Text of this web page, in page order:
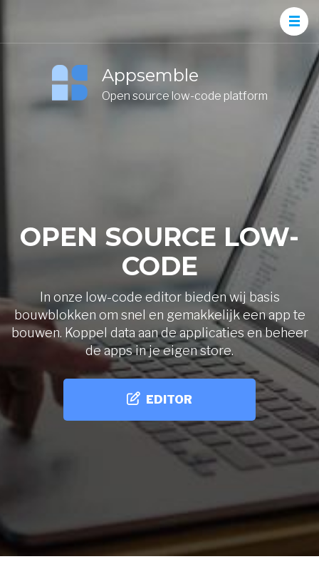
Appsemble
Open source low-code platform
OPEN SOURCE LOW-
CODE
In onze low-code editor bieden wij basis
bouwblokken om snel en gemakkelijk een app te
bouwen. Koppel data aan de applicaties en beheer
de apps in je eigen store.
EDITOR